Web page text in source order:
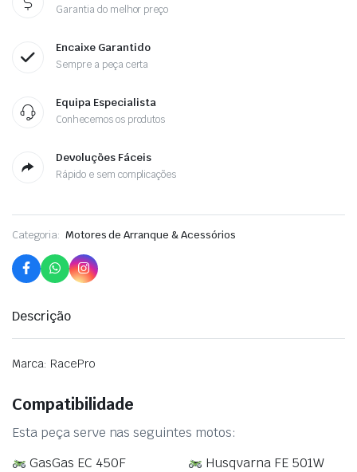
Garantia do melhor preço
Encaixe Garantido
Sempre a peça certa
Equipa Especialista
Conhecemos os produtos
Devoluções Fáceis
Rápido e sem complicações
Categoria: Motores de Arranque & Acessórios
Descrição
Marca: RacePro
Compatibilidade
Esta peça serve nas seguintes motos:
GasGas EC 450F
Husqvarna FE 501W